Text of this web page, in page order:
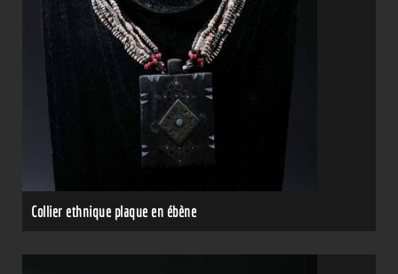
Collier ethnique plaque en ébène